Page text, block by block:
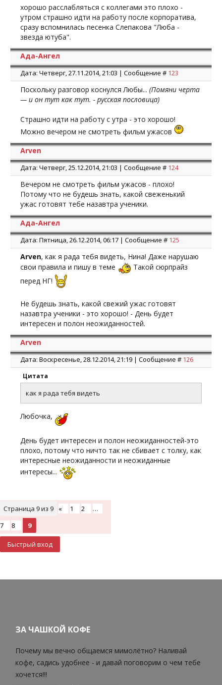
хорошо расслабляться с коллегами это плохо -
утром страшно идти на работу после корпоратива,
сразу вспомнилась песенка Слепакова "Люба -
звезда ютуба".
Ада-Ангел
Дата: Четверг, 27.11.2014, 21:03 | Сообщение # 123
Поскольку разговор коснулся Любы... (Помяни черта
— и он тут как тут. - русская пословица)
Страшно идти на работу с утра - это хорошо!
Можно вечером не смотреть фильм ужасов
Arven
Дата: Четверг, 25.12.2014, 21:03 | Сообщение # 124
Вечером не смотреть фильм ужасов - плохо!
Потому что не будешь знать, какой свеженький
ужас готовят тебе назавтра ученики.
Ада-Ангел
Дата: Пятница, 26.12.2014, 06:17 | Сообщение # 125
Arven, как я рада тебя видеть, Нина! Даже нарушаю
свои правила и пишу в теме
Такой сюрпрайз
перед НГ!
Не будешь знать, какой свежий ужас готовят
назавтра ученики - это хорошо! - День будет
интересен и полон неожиданностей.
Arven
Дата: Воскресенье, 28.12.2014, 21:19 | Сообщение # 126
Цитата
как я рада тебя видеть
Любочка,
День будет интересен и полон неожиданностей-это
плохо, потому что ничто так не сбивает с толку, как
интересные неожиданности и неожиданные
интересы...
Страница 9из 9 « 1 2
…
7
8 9
ЗА ЧАШКОЙ КОФЕ
Почему мы вечно общаемся мимолётно? Наливай
кофе, садись удобнее - и давай поговорим о чем тебе
хочется!!!